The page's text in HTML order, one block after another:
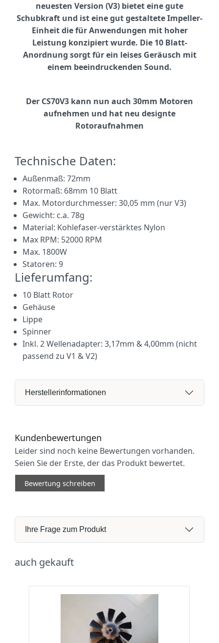
neuesten Version (V3) bietet eine gute
Schubkraft und ist eine gut gestaltete Impeller-
Einheit die für Anwendungen mit hoher
Leistung konzipiert wurde. Die 10 Blatt-
Anordnung sorgt für ein leises Geräusch mit
einem beeindruckenden Sound.
Der CS70V3 kann nun auch 30mm Motoren
aufnehmen und hat neu designte
Rotoraufnahmen
Technische Daten:
Außenmaß: 72mm
Rotormaß: 68mm 10 Blatt
Max. Motordurchmesser: 30,05 mm (nur V3)
Gewicht: c.a. 78g
Material: Kohlefaser-verstärktes Nylon
Max RPM: 52000 RPM
Max. 1800W
Statoren: 9
Lieferumfang:
10 Blatt Rotor
Gehäuse
Lippe
Spinner
Inkl. 2 Wellenadapter: 3,17mm & 4,00mm (nicht
passend zu V1 & V2)
Herstellerinformationen
Kundenbewertungen
Leider sind noch keine Bewertungen vorhanden.
Seien Sie der Erste, der das Produkt bewertet.
Bewertung schreiben
Ihre Frage zum Produkt
auch gekauft